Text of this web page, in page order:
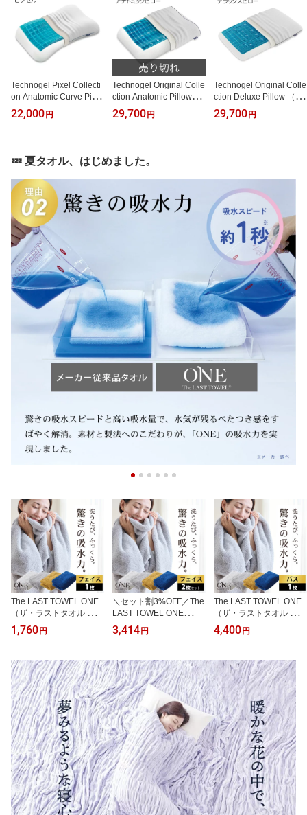
Technogel Pixel Collecti
on Anatomic Curve Pillo
w （オーダーメイドのよ
うに身体にぴったりフィ
ション アナトミックカー
ブピロー ゲル 寝返りし
やすい 仰向け 横向き イ
タリア製 ウレタン 柔ら
かい 柔らかめ
22,000 円
Technogel Original Colle
ction Anatomic Pillow
（オーダーメイドのよう
に身体にぴったりフィッ
ション アナトミックピロ
ー 耐圧分散 ゲル 寝返り
しやすい 横向き イタリ
柔らかい 柔らかめ
29,700 円
Technogel Original Colle
ction Deluxe Pillow （オ
ーダーメイドのように身
体にぴったりフィットす
け 横向き イタリア製 ウ
レタン 柔らかい 柔らか
め ストレートネック
29,700 円
💤 夏タオル、はじめました。
The LAST TOWEL ONE
（ザ・ラストタオル ワ
ン）フェイスタオル（肌
や髪にそっとあてるだけ
シゴシしない、肌が喜ぶ
タオル）洗顔 手拭き ふ
んわり ふかふか 柔らか
い 速乾 吸水 日本製 高品
質 高級 ホテル プレゼン
ト ギフト ゴワつかない 3
2×90cm
1,760 円
＼セット割3%OFF／The
LAST TOWEL ONE
（ザ・ラストタオル ワ
ン）フェイスタオル 2枚
あてるだけで瞬時に水分
を吸収！ゴシゴシしな
い、肌が喜ぶタオル）洗
顔 手拭き ふんわり ふか
ふか 柔らかい 速乾 吸水
日本製 高品質 高級 ホテ
ル 32×90cm
3,414 円
The LAST TOWEL ONE
（ザ・ラストタオル ワ
ン）バスタオル（肌や髪
にそっとあてるだけで瞬
シしない、肌が喜ぶタオ
ル）お風呂上り 身体拭き
ふんわり ふかふか 柔ら
かい 速乾 吸水 日本製 高
品質 高級 ホテル プレゼ
ント ギフト ゴワつかな
い 60×120cm
4,400 円